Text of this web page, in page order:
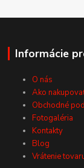
Informácie
O nás
Ako
Obchodné
Fotogaléria
Kontakty
Blog
Vrátenie